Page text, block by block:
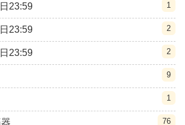
23:59 1
23:59 2
23:59 2
9
1
76